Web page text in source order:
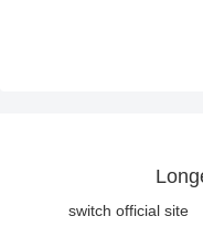
switch official site